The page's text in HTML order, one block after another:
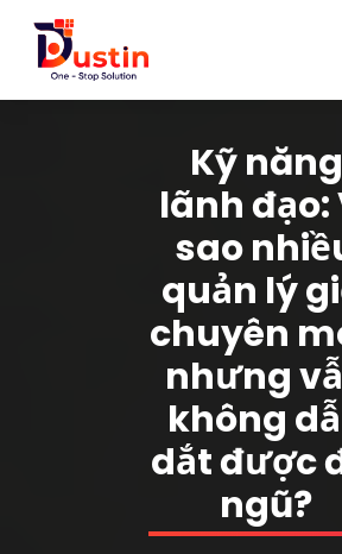
content
Kỹ năng
lãnh đạo:
sao
quản lý
chuyên
nhưng
không
dắt được
ngũ?